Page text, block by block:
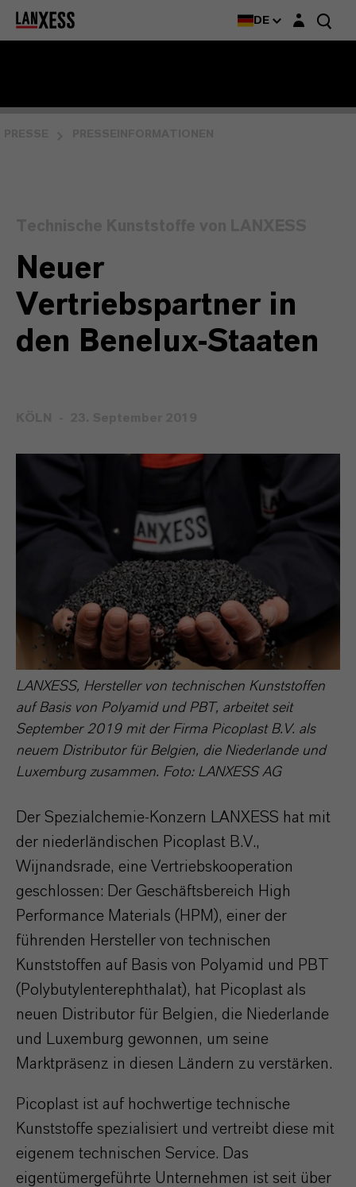
DE Login-Maske
Neuer
Vertriebspartner in
den Benelux-Staaten
LANXESS, Hersteller von technischen Kunststoffen
auf Basis von Polyamid und PBT, arbeitet seit
September 2019 mit der Firma Picoplast B.V. als
neuem Distributor für Belgien, die Niederlande und
Luxemburg zusammen. Foto: LANXESS AG
Der Spezialchemie-Konzern LANXESS hat mit
der niederländischen Picoplast B.V.,
Wijnandsrade, eine Vertriebskooperation
geschlossen: Der Geschäftsbereich High
Performance Materials (HPM), einer der
führenden Hersteller von technischen
Kunststoffen auf Basis von Polyamid und PBT
(Polybutylenterephthalat), hat Picoplast als
neuen Distributor für Belgien, die Niederlande
und Luxemburg gewonnen, um seine
Marktpräsenz in diesen Ländern zu verstärken.
Picoplast ist auf hochwertige technische
Kunststoffe spezialisiert und vertreibt diese mit
eigenem technischen Service. Das
eigentümergeführte Unternehmen ist seit über